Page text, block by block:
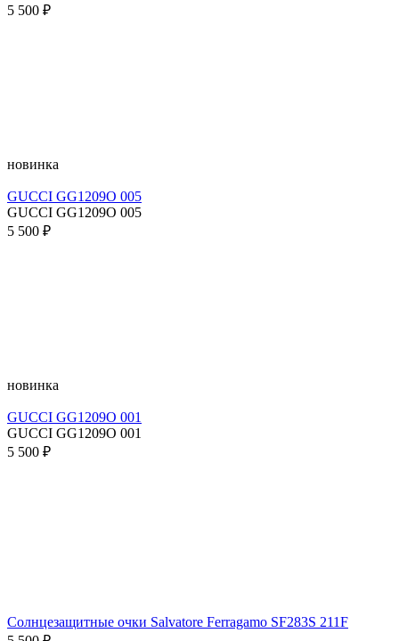
5 500 ₽
новинка
GUCCI GG1209O 005
GUCCI GG1209O 005
5 500 ₽
новинка
GUCCI GG1209O 001
GUCCI GG1209O 001
5 500 ₽
Солнцезащитные очки Salvatore Ferragamo SF283S 211F